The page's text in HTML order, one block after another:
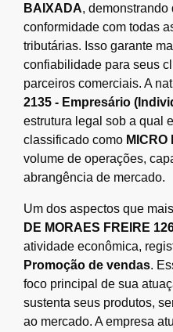
BAIXADA, demonstrando
conformidade com todas
tributárias. Isso garante
confiabilidade para seus
parceiros comerciais. A
2135 - Empresário
estrutura legal sob a qual
classificado como MICRO
volume de operações,
abrangência de mercado.
Um dos aspectos que
DE MORAES FREIRE
atividade econômica,
Promoção de vendas.
foco principal de sua
sustenta seus produtos,
ao mercado. A empresa